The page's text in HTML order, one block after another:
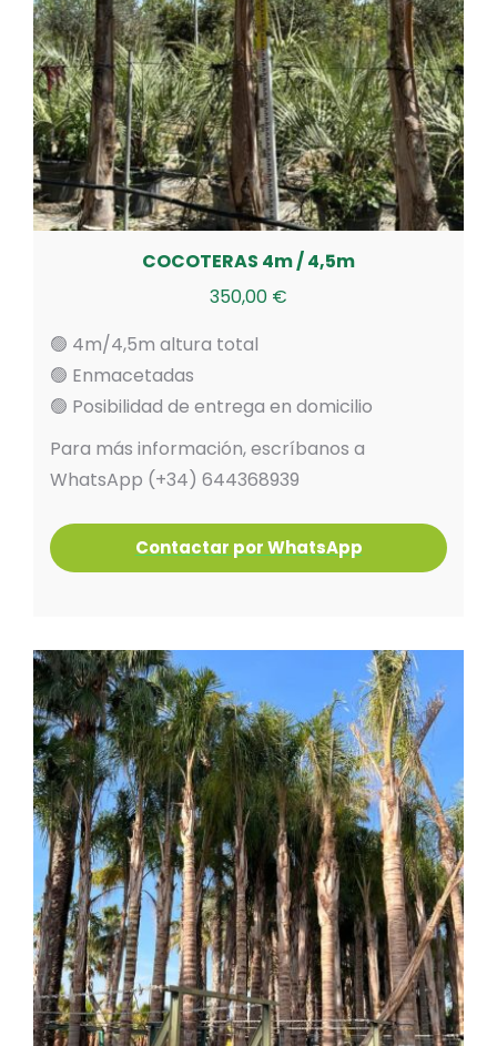
COCOTERAS 4m / 4,5m
350,00 €
🟢 4m/4,5m altura total
🟢 Enmacetadas
🟢 Posibilidad de entrega en domicilio
Para más información, escríbanos a
WhatsApp (+34) 644368939